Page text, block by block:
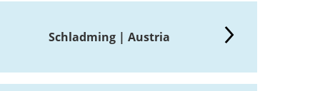
Schladming | Austria